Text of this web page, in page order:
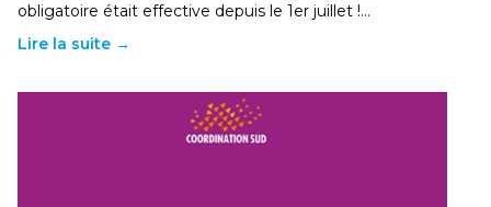
obligatoire était effective depuis le 1er juillet !…
Lire la suite →